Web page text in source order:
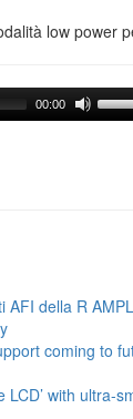
low power
00:00
AFI della R
coming to
with ultra-